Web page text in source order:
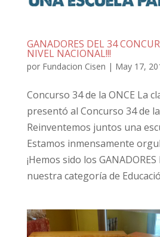
GANADORES DEL 34
NIVEL NACIONAL!!!
por Fundacion Cisen | May 17,
Concurso 34 de la ONCE La
presentó al Concurso 34 de
Reinventemos juntos una
Estamos inmensamente
¡Hemos sido los
nuestra categoría de